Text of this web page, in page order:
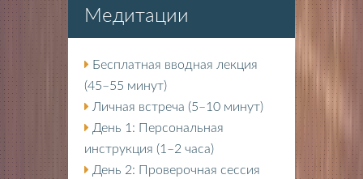
Медитации
Бесплатная вводная лекция
(45–55 минут)
Личная встреча (5–10 минут)
День 1: Персональная
инструкция (1–2 часа)
День 2: Проверочная сессия